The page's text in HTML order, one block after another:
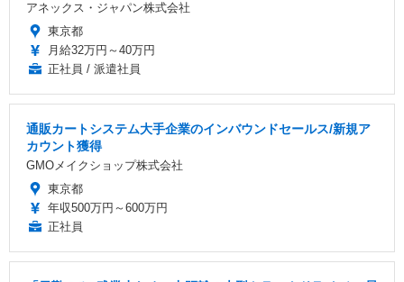
アネックス・ジャパン株式会社
東京都
月給32万円～40万円
正社員 / 派遣社員
通販カートシステム大手企業のインバウンドセールス/新規ア
カウント獲得
GMOメイクショップ株式会社
東京都
年収500万円～600万円
正社員